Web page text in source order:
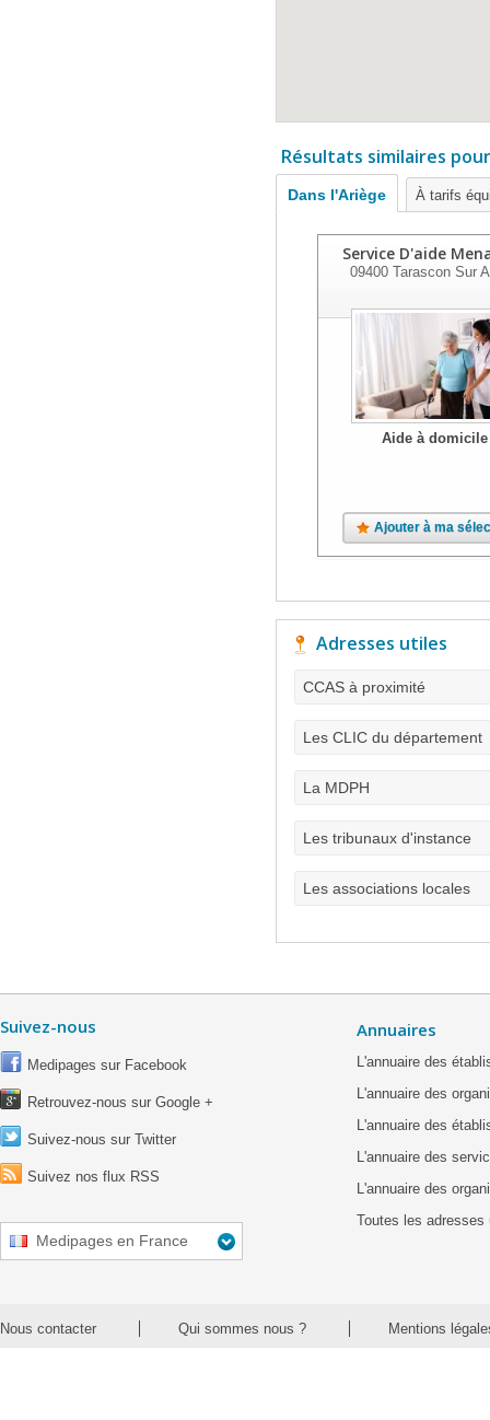
Résultats similaires
Dans l'Ariège À tarifs
Service D'aide
09400Tarascon Sur
Aide à domicile
Ajouter à ma
Adresses utiles
CCAS à proximité
Les CLIC du département
La MDPH
Les tribunaux d'instance
Les associations locales
Suivez-nous
Medipages sur Facebook
Retrouvez-nous sur Google +
Suivez-nous sur Twitter
Suivez nos flux RSS
Medipages en France
Annuaires
L'annuaire des
L'annuaire des
L'annuaire des
L'annuaire des
L'annuaire des
Toutes les adresses
Nous contacter Qui sommes nous ? Mentions